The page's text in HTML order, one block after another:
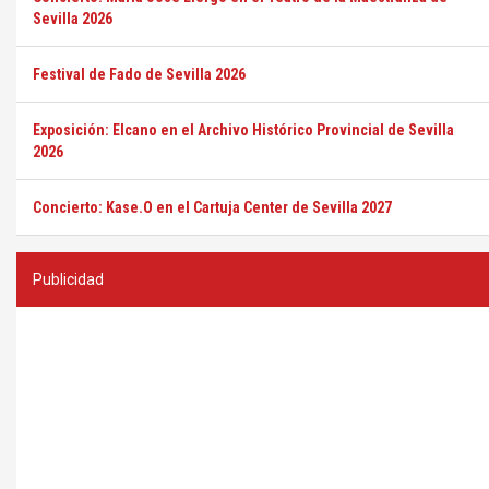
Sevilla 2026
Festival de Fado de Sevilla 2026
Exposición: Elcano en el Archivo Histórico Provincial de Sevilla
2026
Concierto: Kase.O en el Cartuja Center de Sevilla 2027
Publicidad